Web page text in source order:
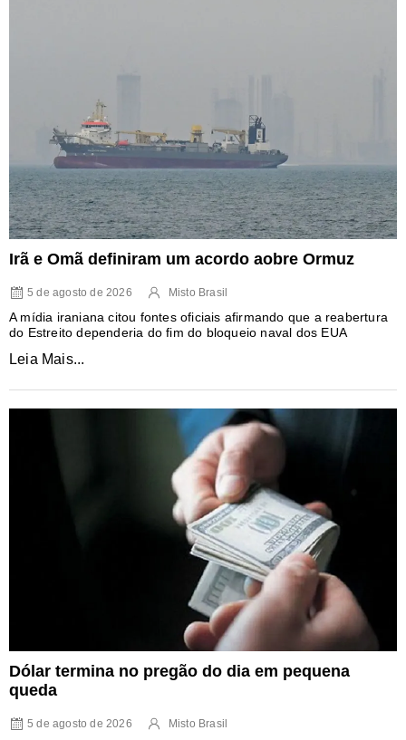
Irã e Omã definiram um acordo aobre Ormuz
5 de agosto de 2026 Misto Brasil
A mídia iraniana citou fontes oficiais afirmando que a reabertura
do Estreito dependeria do fim do bloqueio naval dos EUA
Leia Mais...
Dólar termina no pregão do dia em pequena
queda
5 de agosto de 2026 Misto Brasil